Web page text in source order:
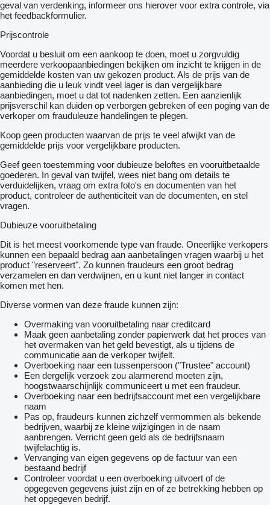
Asconfiguratie
Vooras: Max. aslast: 8000 kg; Meesturend; Bandenprofiel links:
40%; Bandenprofiel rechts: 40%
Achteras: Max. aslast: 11500 kg; Bandenprofiel links: 40%;
Bandenprofiel rechts: 40%
Functioneel
Laadklep: Dhollandia DHLM.30, achtersluitklep, 2000 kg
Merk opbouw: Carrier Vector 1950 MT
Algemene staat: zeer goed
Technische staat: zeer goed
Schade: schadevrij
geval van verdenking, informeer ons hierover voor extra controle, via
het feedbackformulier.
Prijscontrole
Voordat u besluit om een ​​aankoop te doen, moet u zorgvuldig
meerdere verkoopaanbiedingen bekijken om inzicht te krijgen in de
gemiddelde kosten van uw gekozen product. Als de prijs van de
aanbieding die u leuk vindt veel lager is dan vergelijkbare
aanbiedingen, moet u dat tot nadenken zetten. Een aanzienlijk
prijsverschil kan duiden op verborgen gebreken of een poging van de
verkoper om frauduleuze handelingen te plegen.
Koop geen producten waarvan de prijs te veel afwijkt van de
gemiddelde prijs voor vergelijkbare producten.
Geef geen toestemming voor dubieuze beloftes en vooruitbetaalde
goederen. In geval van twijfel, wees niet bang om details te
verduidelijken, vraag om extra foto's en documenten van het
product, controleer de authenticiteit van de documenten, en stel
vragen.
Dubieuze vooruitbetaling
Dit is het meest voorkomende type van fraude. Oneerlijke verkopers
kunnen een bepaald bedrag aan aanbetalingen vragen waarbij u het
product "reserveert". Zo kunnen fraudeurs een groot bedrag
verzamelen en dan verdwijnen, en u kunt niet langer in contact
komen met hen.
Diverse vormen van deze fraude kunnen zijn:
Overmaking van vooruitbetaling naar creditcard
Maak geen aanbetaling zonder papierwerk dat het proces van
het overmaken van het geld bevestigt, als u tijdens de
communicatie aan de verkoper twijfelt.
Overboeking naar een tussenpersoon ("Trustee" account)
Een dergelijk verzoek zou alarmerend moeten zijn,
hoogstwaarschijnlijk communiceert u met een fraudeur.
Overboeking naar een bedrijfsaccount met een vergelijkbare
naam
Pas op, fraudeurs kunnen zichzelf vermommen als bekende
bedrijven, waarbij ze kleine wijzigingen in de naam
aanbrengen. Verricht geen geld als de bedrijfsnaam
twijfelachtig is.
Vervanging van eigen gegevens op de factuur van een
bestaand bedrijf
Controleer voordat u een overboeking uitvoert of de
opgegeven gegevens juist zijn en of ze betrekking hebben op
het opgegeven bedrijf.